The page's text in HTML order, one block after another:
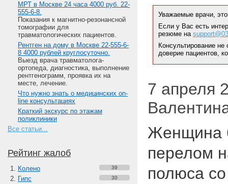
МРТ в Москве 24 часа 4000 руб. 22-
555-6-8.
Показания к магнитно-резонансной
томографии для
травматологических пациентов.
Рентген на дому в Москве 22-555-6-
8 4000 рублей круглосуточно.
Выезд врача травматолога-
ортопеда, диагностика, выполнение
рентгенограмм, проявка их на
месте, лечение.
Что нужно знать о медицинских on-
line консультациях
Краткий экскурс по этажам
поликлиники
Все статьи...
Рейтинг жалоб
Колено 39
Гипс 30
Уважаемые врачи,
Если у Вас есть
резюме на
Консультирование
доверие пациентов,
7 апреля
Женщина
перелом
полюса со